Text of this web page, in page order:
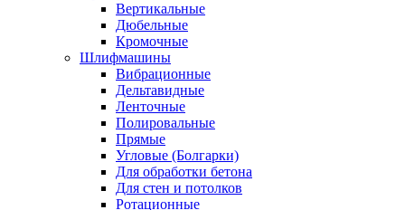
Вертикальные
Дюбельные
Кромочные
Шлифмашины
Вибрационные
Дельтавидные
Ленточные
Полировальные
Прямые
Угловые (Болгарки)
Для обработки бетона
Для стен и потолков
Ротационные